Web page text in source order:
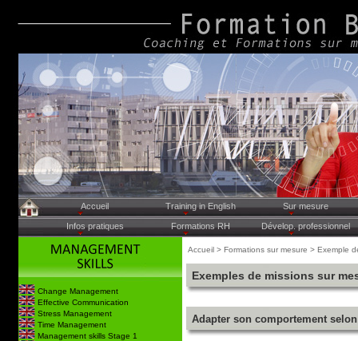
Accueil Training in English Sur mesure
Infos pratiques Formations RH Dévelop. professionnel
Change Management
Effective Communication
Stress Management
Time Management
Management skills Stage 1
Accueil > Formations sur mesure > Exemple
Exemples de missions sur
Adapter son comportement